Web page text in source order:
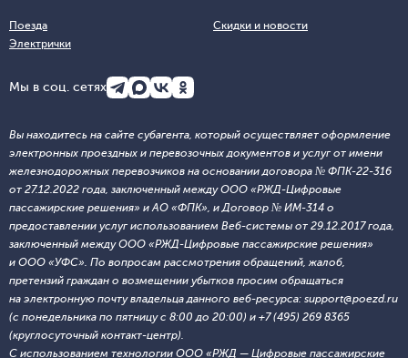
Поезда
Электрички
Скидки и новости
Мы в соц. сетях
Вы находитесь на сайте субагента, который осуществляет оформление
электронных проездных и перевозочных документов и услуг от имени
железнодорожных перевозчиков на основании договора № ФПК-22-316
от 27.12.2022 года, заключенный между ООО «РЖД-Цифровые
пассажирские решения» и АО «ФПК», и Договор № ИМ-314 о
предоставлении услуг использованием Веб-системы от 29.12.2017 года,
заключенный между ООО «РЖД-Цифровые пассажирские решения»
и ООО «УФС». По вопросам рассмотрения обращений, жалоб,
претензий граждан о возмещении убытков просим обращаться
на электронную почту владельца данного веб-ресурса: support@poezd.ru
(с понедельника по пятницу с 8:00 до 20:00) и +7 (495) 269 8365
(круглосуточный контакт-центр).
С использованием технологии ООО «РЖД — Цифровые пассажирские